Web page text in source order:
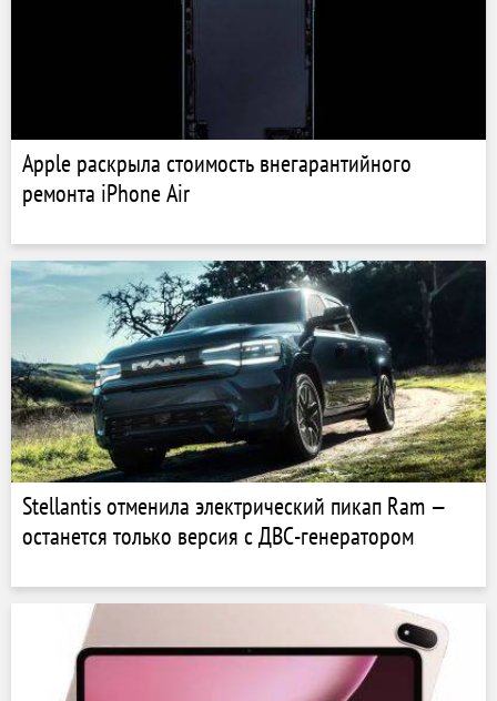
Apple раскрыла стоимость внегарантийного
ремонта iPhone Air
Stellantis отменила электрический пикап Ram —
останется только версия с ДВС-генератором